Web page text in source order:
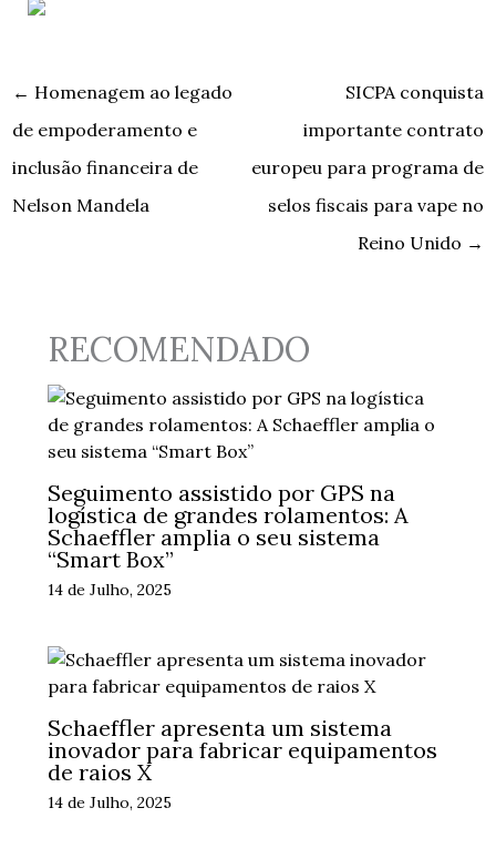
← Homenagem ao legado
de empoderamento e
inclusão financeira de
Nelson Mandela
SICPA conquista
importante contrato
europeu para programa de
selos fiscais para vape no
Reino Unido →
RECOMENDADO
Seguimento assistido por GPS na
logística de grandes rolamentos: A
Schaeffler amplia o seu sistema
“Smart Box”
14 de Julho, 2025
Schaeffler apresenta um sistema
inovador para fabricar equipamentos
de raios X
14 de Julho, 2025